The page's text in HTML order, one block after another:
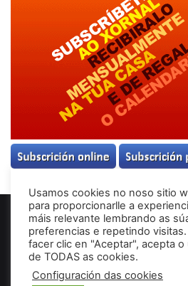
© Copyright 2026, Todos los
Términos &
Usamos cookies no noso sitio
para proporcionarlle a
máis relevante lembrando as
preferencias e repetindo visitas.
facer clic en "Aceptar", acepta o
de TODAS as cookies.
Configuración das cookies